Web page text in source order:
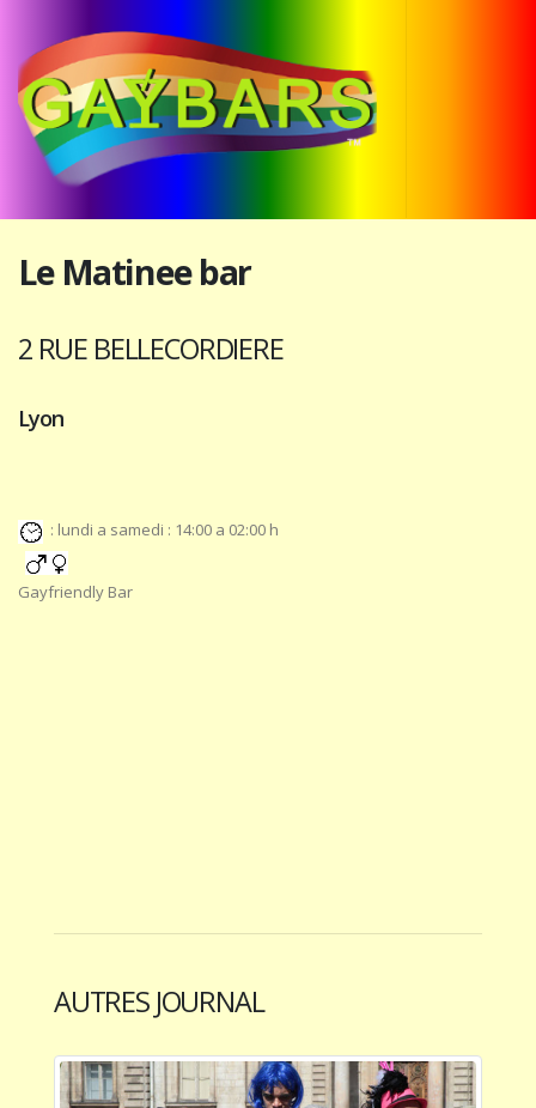
Le Matinee bar
2 RUE BELLECORDIERE
Lyon
: lundi a samedi : 14:00 a 02:00 h
Gayfriendly Bar
AUTRES JOURNAL